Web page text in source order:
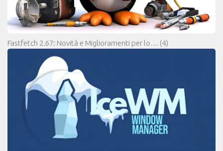
Fastfetch 2.67: Novità e Miglioramenti per lo… (4)